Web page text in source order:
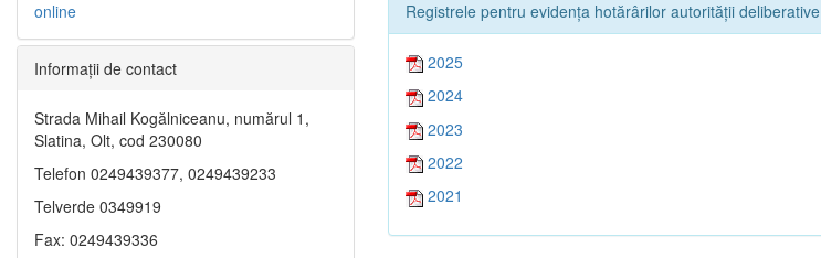
Registrele pentru evidența hotărârilor autorității deliberative
2025
2024
2023
2022
2021
online
Informaţii de contact
Strada Mihail Kogălniceanu, numărul 1,
Slatina, Olt, cod 230080
Telefon 0249439377, 0249439233
Telverde 0349919
Fax: 0249439336